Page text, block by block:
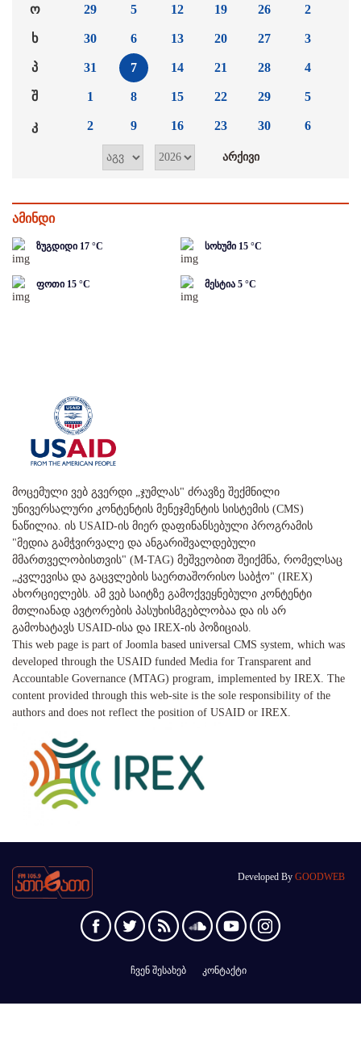
ო
ხ
პ
შ
კ
29
30
31
1
2
5
6
7
8
9
12
13
14
15
16
19
20
21
22
23
26
27
28
29
30
2
3
4
5
6
ამინდი
ზუგდიდი 17 °C სოხუმი 15 °C
ფოთი 15 °C მესტია 5 °C
მოცემული ვებ გვერდი „ჯუმლას" ძრავზე შექმნილი
უნივერსალური კონტენტის მენეჯმენტის სისტემის (CMS)
ნაწილია. ის USAID-ის მიერ დაფინანსებული პროგრამის
"მედია გამჭვირვალე და ანგარიშვალდებული
მმართველობისთვის" (M-TAG) მეშვეობით შეიქმნა, რომელსაც
„კვლევისა და გაცვლების საერთაშორისო საბჭო" (IREX)
ახორციელებს. ამ ვებ საიტზე გამოქვეყნებული კონტენტი
მთლიანად ავტორების პასუხისმგებლობაა და ის არ
გამოხატავს USAID-ისა და IREX-ის პოზიციას.
This web page is part of Joomla based universal CMS system, which was
developed through the USAID funded Media for Transparent and
Accountable Governance (MTAG) program, implemented by IREX. The
content provided through this web-site is the sole responsibility of the
authors and does not reflect the position of USAID or IREX.
Developed By GOODWEB
ჩვენ შესახებ კონტაქტი